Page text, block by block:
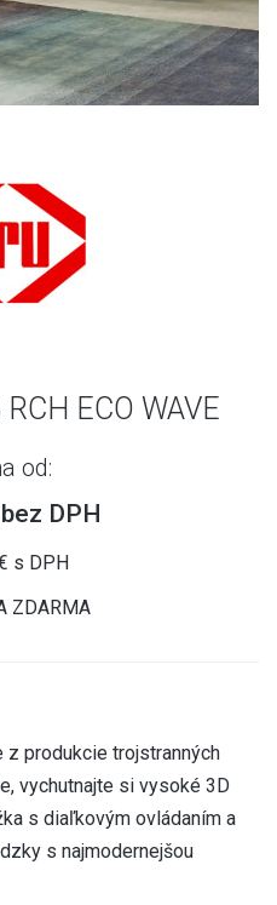
ECO WAVE
od:
DPH
s DPH
ZDARMA
z produkcie trojstranných
vychutnajte si vysoké 3D
s diaľkovým ovládaním a
s najmodernejšou